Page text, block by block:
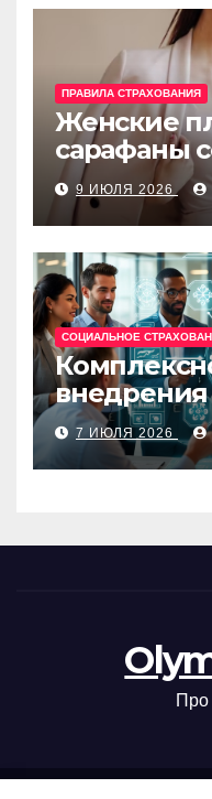
ПРАВИЛА СТРАХОВАНИЯ
Женские
сарафаны
силуэтом,
посадкой и
48
9 ИЮЛЯ 2026
СОЦИАЛЬНОЕ
внедрения
процессы
7 ИЮЛЯ 2026
Про